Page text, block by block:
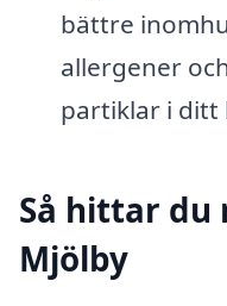
bättre
allergener
partiklar i ditt
Så hittar
Mjölby